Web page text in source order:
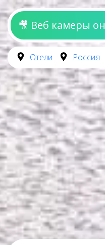
🎥 Веб камеры
Отели Россия